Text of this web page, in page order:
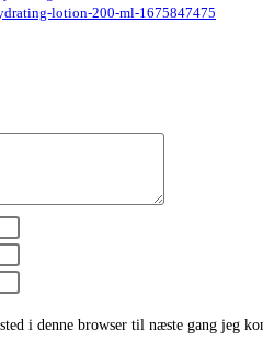
lotion-200-ml-1675847475
i denne browser til næste gang jeg